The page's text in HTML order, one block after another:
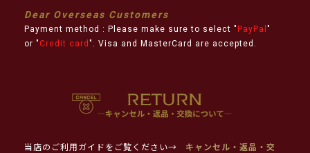
Dear Overseas Customers
Payment method : Please make sure to select " PayPal "
or " Credit card ". Visa and MasterCard are accepted.
当店のご利用ガイドをご覧ください→
キャンセル・返品・交